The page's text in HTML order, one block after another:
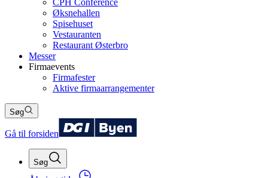
CPH Conference
Øksnehallen
Spisehuset
Vestauranten
Restaurant Østerbro
Messer
Firmaevents
Firmafester
Aktive firmaarrangementer
Søg
Gå til forsiden
Søg